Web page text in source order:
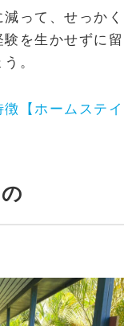
って、せっかく
を生かせずに留
。
【ホームステイ